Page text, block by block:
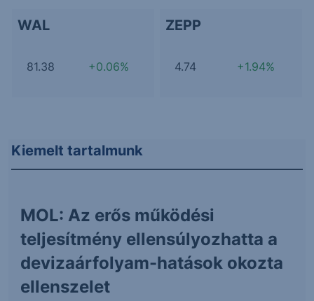
WAL
81.38 +0.06%
ZEPP
4.74 +1.94%
Kiemelt tartalmunk
MOL: Az erős működési
teljesítmény ellensúlyozhatta a
devizaárfolyam-hatások okozta
ellenszelet